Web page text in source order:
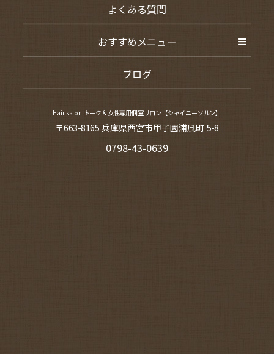
よくある質問
おすすめメニュー
ブログ
Hair salon トーク＆女性専用個室サロン【シャイニーソルン】
〒663-8165 兵庫県西宮市甲子園浦風町 5-8
0798-43-0639